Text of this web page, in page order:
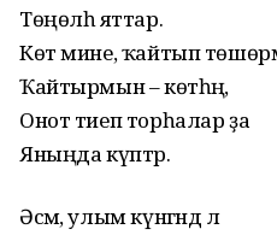
Төңөлһә яттар.
Көт мине, ҡайтып
Ҡайтырмын – көтһәң,
Онот тиеп торһалар ҙа
Яныңда күптәр.
Әсәм, улым күнгәндә лә